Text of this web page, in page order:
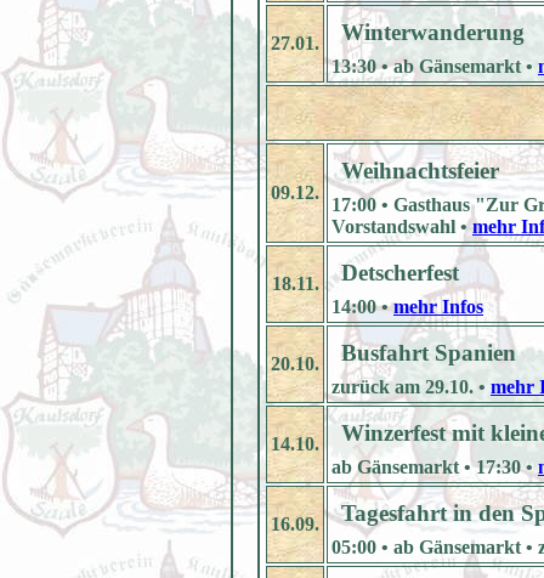
27.01. Winterwanderung
13:30 • ab Gänsemarkt •
09.12.
Weihnachtsfeier
17:00 • Gasthaus "Zur
Vorstandswahl •mehr
18.11. Detscherfest
14:00 •mehr Infos
20.10. Busfahrt Spanien
zurück am 29.10. • mehr
14.10. Winzerfest mit
ab Gänsemarkt • 17:30 •
16.09. Tagesfahrt in den
05:00 • ab Gänsemarkt